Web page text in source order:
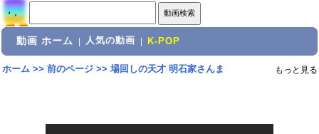
動画 ホーム 人気の動画 K-POP
ホーム>> 前のページ>> 場回しの天才 明石家さんま もっと見る